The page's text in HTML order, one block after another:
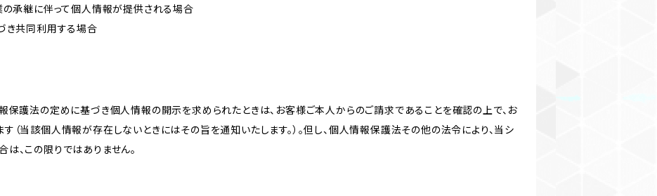
の承継に伴って個人情報が提供される場合
き共同利用する場合
保護法の定めに基づき個人情報の開示を求められたときは、お客様ご本人からのご請求であることを確認の上で、お
（当該個人情報が存在しないときにはその旨を通知いたします。）。但し、個人情報保護法その他の法令により、当シ
、この限りではありません。